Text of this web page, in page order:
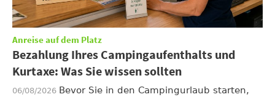
Anreise auf dem Platz
Bezahlung Ihres Campingaufenthalts und
Kurtaxe: Was Sie wissen sollten
06/08/2026 Bevor Sie in den Campingurlaub starten,